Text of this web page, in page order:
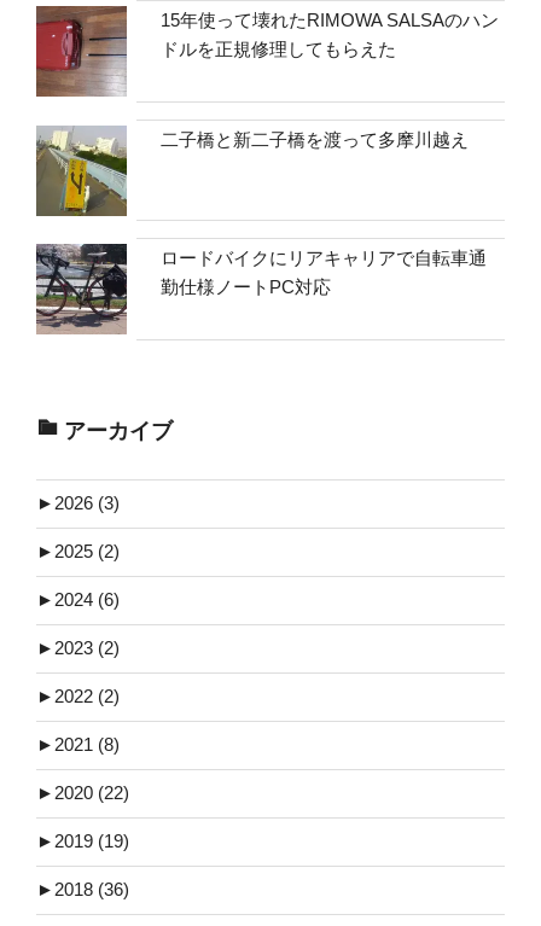
15年使って壊れたRIMOWA SALSAのハン
ドルを正規修理してもらえた
二子橋と新二子橋を渡って多摩川越え
ロードバイクにリアキャリアで自転車通
勤仕様ノートPC対応
アーカイブ
►2026 (3)
►2025 (2)
►2024 (6)
►2023 (2)
►2022 (2)
►2021 (8)
►2020 (22)
►2019 (19)
►2018 (36)